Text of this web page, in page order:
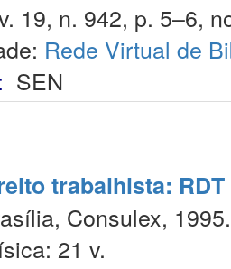
19, n. 942, p. 5–6,
Rede Virtual de
SEN
trabalhista: RDT
Consulex, 1995.
21 v.